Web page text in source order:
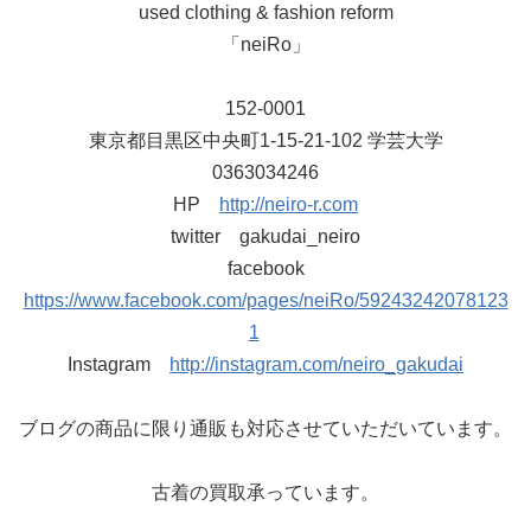
used clothing & fashion reform
「neiRo」
152-0001
東京都目黒区中央町1-15-21-102 学芸大学
0363034246
HP
http://neiro-r.com
twitter gakudai_neiro
facebook
https://www.facebook.com/pages/neiRo/59243242078123
1
Instagram
http://instagram.com/neiro_gakudai
ブログの商品に限り通販も対応させていただいています。
古着の買取承っています。